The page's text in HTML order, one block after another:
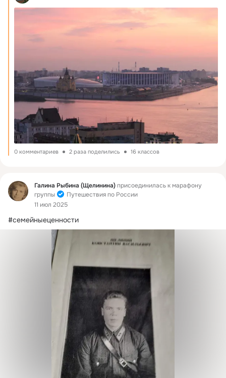
0 комментариев 2 раза поделились 16 классов
Фид Галина Рыбина (Щелинина)присоединилась к марафону
группы
Путешествия по России
11 июл 2025
#семейныеценности